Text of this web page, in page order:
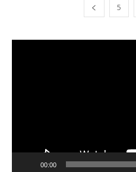
5
00:00